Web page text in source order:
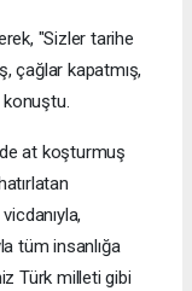
"Sizler tarihe
çağlar kapatmış,
konuştu.
at koşturmuş
tüm insanlığa
Türk milleti gibi